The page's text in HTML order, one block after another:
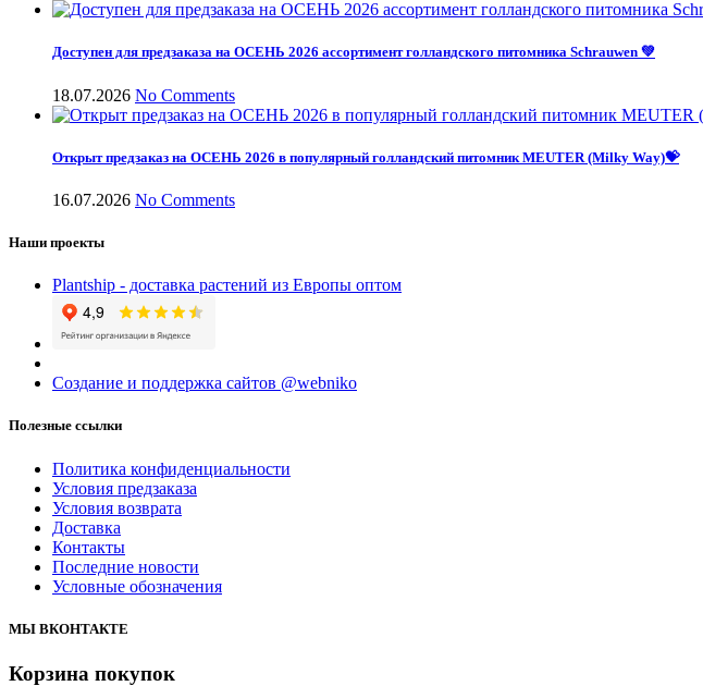
Доступен для предзаказа на ОСЕНЬ 2026 ассортимент голландского питомника Schrauwen 💚
18.07.2026 No Comments
Открыт предзаказ на ОСЕНЬ 2026 в популярный голландский питомник MEUTER (Milky Way)💝
16.07.2026 No Comments
Наши проекты
Plantship - доставка растений из Европы оптом
Создание и поддержка сайтов @webniko
Полезные ссылки
Политика конфиденциальности
Условия предзаказа
Условия возврата
Доставка
Контакты
Последние новости
Условные обозначения
МЫ ВКОНТАКТЕ
Корзина покупок